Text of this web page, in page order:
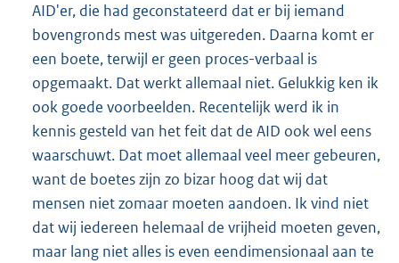
AID'er, die had geconstateerd dat er bij iemand
bovengronds mest was uitgereden. Daarna komt er
een boete, terwijl er geen proces-verbaal is
opgemaakt. Dat werkt allemaal niet. Gelukkig ken ik
ook goede voorbeelden. Recentelijk werd ik in
kennis gesteld van het feit dat de AID ook wel eens
waarschuwt. Dat moet allemaal veel meer gebeuren,
want de boetes zijn zo bizar hoog dat wij dat
mensen niet zomaar moeten aandoen. Ik vind niet
dat wij iedereen helemaal de vrijheid moeten geven,
maar lang niet alles is even eendimensionaal aan te